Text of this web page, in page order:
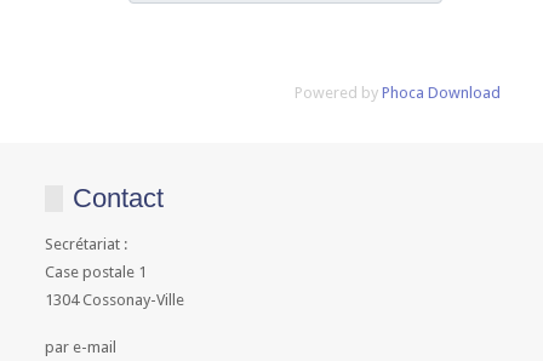
Powered by Phoca Download
Contact
Secrétariat :
Case postale 1
1304 Cossonay-Ville
par e-mail